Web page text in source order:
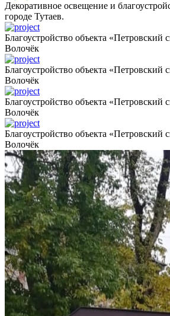
Декоративное освещение и
городе Тутаев.
Благоустройство объекта
Волочёк
Благоустройство объекта
Волочёк
Благоустройство объекта
Волочёк
Благоустройство объекта
Волочёк